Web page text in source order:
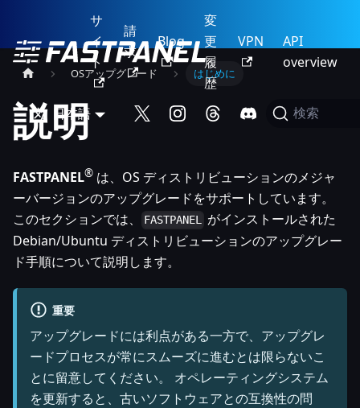
サ
イ
ト
請
求
Blog
変
更
履
歴
VPN
API
overview
日本語 検索
OSアップグレード はじめに
説明
FASTPANEL® は、OS ディストリビューションのメジャ
ーバージョンのアップグレードをサポートしています。
このセクションでは、
FASTPANEL がインストールされた
Debian/Ubuntu ディストリビューションのアップグレー
ド手順について説明します。
重要
アップグレードには利点がある一方で、アップグレ
ードプロセスが常にスムーズに進むとは限らないこ
とに留意してください。 オペレーティングシステム
を更新すると、古いソフトウェアとの互換性の問